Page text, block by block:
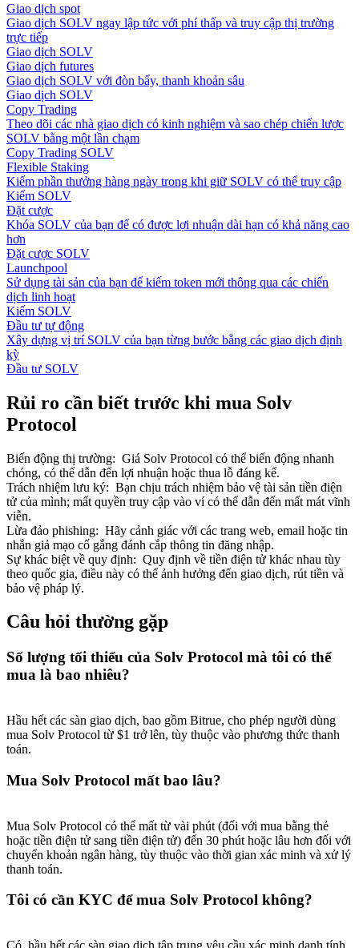
Giao dịch spot
Giao dịch SOLV ngay lập tức với phí thấp và truy cập thị trường
trực tiếp
Giao dịch SOLV
Giao dịch futures
Giao dịch SOLV với đòn bẩy, thanh khoản sâu
Giao dịch SOLV
Copy Trading
Theo dõi các nhà giao dịch có kinh nghiệm và sao chép chiến lược
SOLV bằng một lần chạm
Copy Trading SOLV
Flexible Staking
Kiếm phần thưởng hàng ngày trong khi giữ SOLV có thể truy cập
Kiếm SOLV
Đặt cược
Khóa SOLV của bạn để có được lợi nhuận dài hạn có khả năng cao
hơn
Đặt cược SOLV
Launchpool
Sử dụng tài sản của bạn để kiếm token mới thông qua các chiến
dịch linh hoạt
Kiếm SOLV
Đầu tư tự động
Xây dựng vị trí SOLV của bạn từng bước bằng các giao dịch định
kỳ
Đầu tư SOLV
Rủi ro cần biết trước khi mua Solv
Protocol
Biến động thị trường: Giá Solv Protocol có thể biến động nhanh
chóng, có thể dẫn đến lợi nhuận hoặc thua lỗ đáng kể.
Trách nhiệm lưu ký: Bạn chịu trách nhiệm bảo vệ tài sản tiền điện
tử của mình; mất quyền truy cập vào ví có thể dẫn đến mất mát vĩnh
viễn.
Lừa đảo phishing: Hãy cảnh giác với các trang web, email hoặc tin
nhắn giả mạo cố gắng đánh cắp thông tin đăng nhập.
Sự khác biệt về quy định: Quy định về tiền điện tử khác nhau tùy
theo quốc gia, điều này có thể ảnh hưởng đến giao dịch, rút tiền và
bảo vệ pháp lý.
Câu hỏi thường gặp
Số lượng tối thiểu của Solv Protocol mà tôi có thể
mua là bao nhiêu?
Hầu hết các sàn giao dịch, bao gồm Bitrue, cho phép người dùng
mua Solv Protocol từ $1 trở lên, tùy thuộc vào phương thức thanh
toán.
Mua Solv Protocol mất bao lâu?
Mua Solv Protocol có thể mất từ vài phút (đối với mua bằng thẻ
hoặc tiền điện tử sang tiền điện tử) đến 30 phút hoặc lâu hơn đối với
chuyển khoản ngân hàng, tùy thuộc vào thời gian xác minh và xử lý
thanh toán.
Tôi có cần KYC để mua Solv Protocol không?
Có, hầu hết các sàn giao dịch tập trung yêu cầu xác minh danh tính